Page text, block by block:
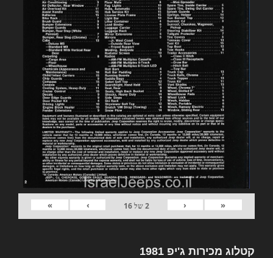
«
‹
2של16
›
»
קטלוג מכירות ג'יפ 1981